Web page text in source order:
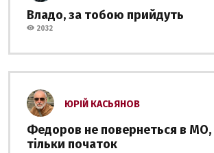
Владо, за тобою прийдуть
2032
ЮРІЙ КАСЬЯНОВ
Федоров не повернеться в МО,
тільки початок